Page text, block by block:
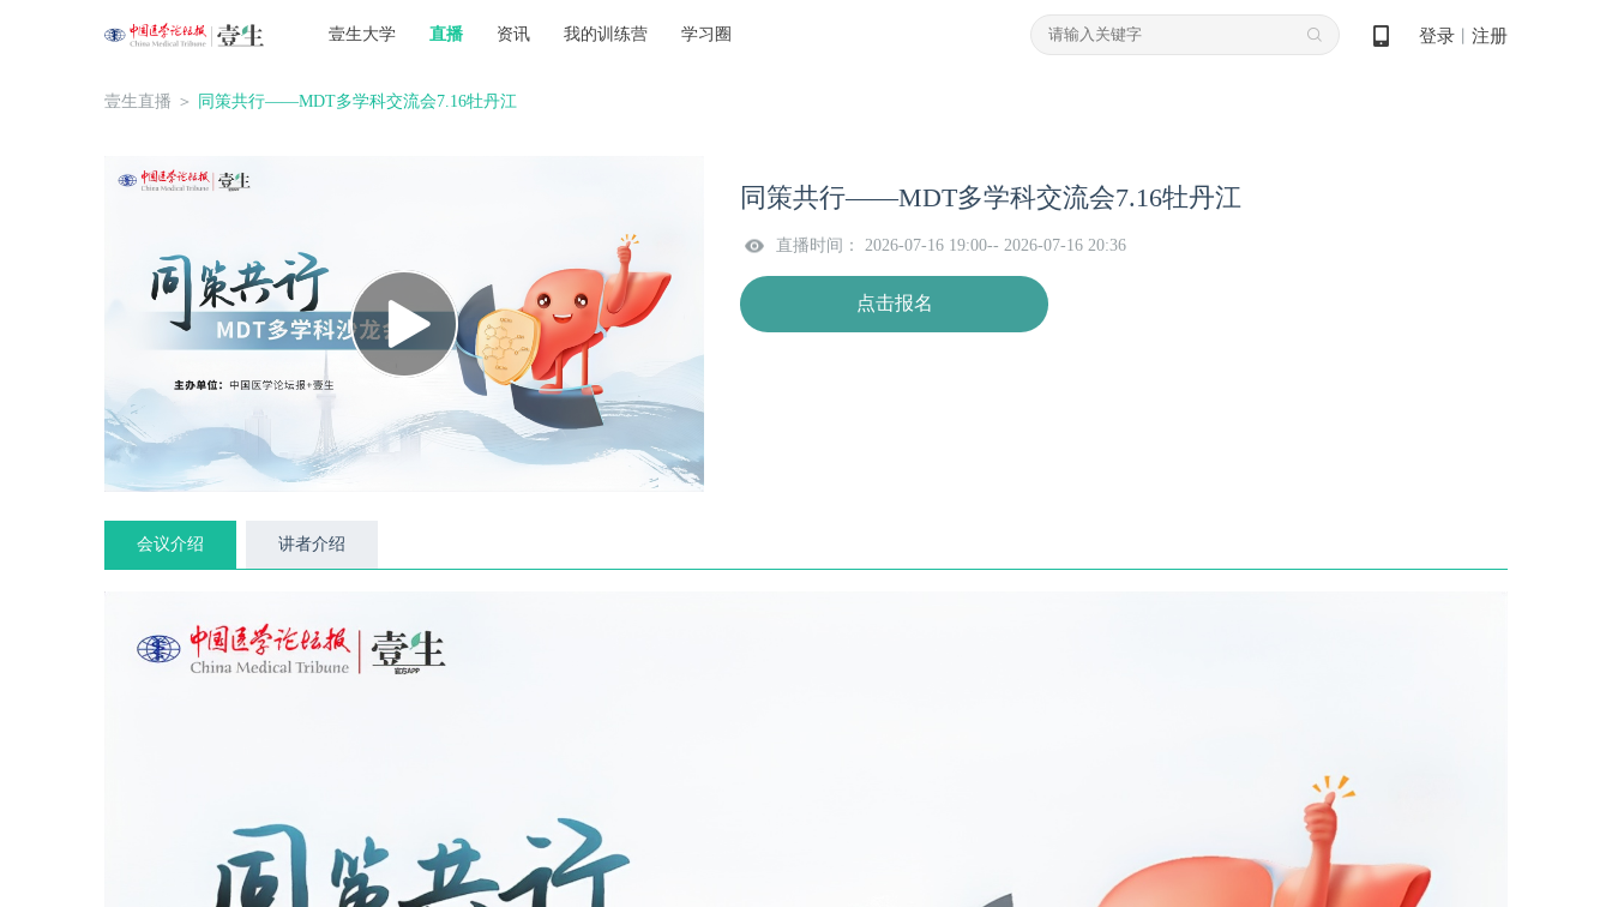
壹生大学 直播 资讯 我的训练营 学习圈 登录 注册
壹生直播 ＞ 同策共行——MDT多学科交流会7.16牡丹江
同策共行——MDT多学科交流会7.16牡丹江
直播时间： 2026-07-16 19:00-- 2026-07-16 20:36
点击报名
会议介绍 讲者介绍